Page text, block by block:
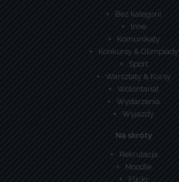
Bez kategorii
Inne
Komunikaty
Konkursy & Olimpiady
Sport
Warsztaty & Kursy
Wolontariat
Wydarzenia
Wyjazdy
Na skróty
Rekrutacja
Moodle
Flickr